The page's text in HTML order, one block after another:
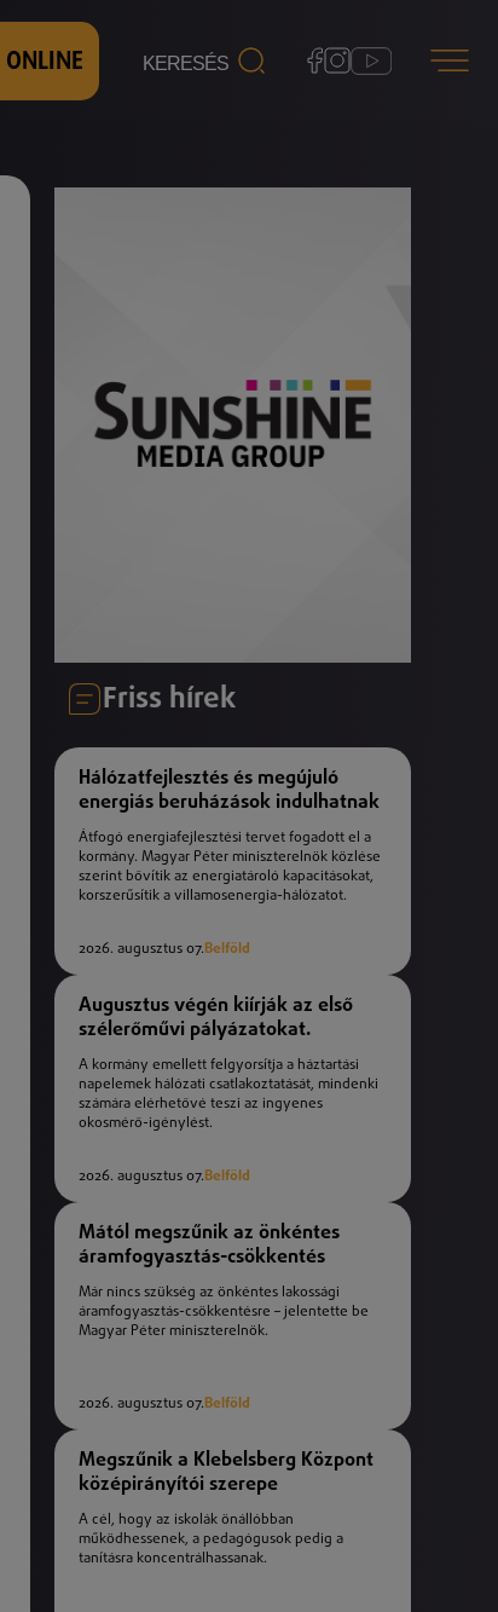
ONLINE
Friss hírek
Hálózatfejlesztés és megújuló
energiás beruházások indulhatnak
Átfogó energiafejlesztési tervet fogadott el a
kormány. Magyar Péter miniszterelnök közlése
szerint bővítik az energiatároló kapacitásokat,
korszerűsítik a villamosenergia-hálózatot.
2026. augusztus 07.Belföld
Augusztus végén kiírják az első
szélerőművi pályázatokat.
A kormány emellett felgyorsítja a háztartási
napelemek hálózati csatlakoztatását, mindenki
számára elérhetővé teszi az ingyenes
okosmérő-igénylést.
2026. augusztus 07.Belföld
Mától megszűnik az önkéntes
áramfogyasztás-csökkentés
Már nincs szükség az önkéntes lakossági
áramfogyasztás-csökkentésre – jelentette be
Magyar Péter miniszterelnök.
2026. augusztus 07.Belföld
Megszűnik a Klebelsberg Központ
középirányítói szerepe
A cél, hogy az iskolák önállóbban
működhessenek, a pedagógusok pedig a
tanításra koncentrálhassanak.